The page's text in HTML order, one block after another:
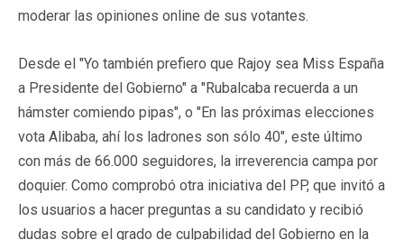
moderar las opiniones online de sus votantes.
Desde el "Yo también prefiero que Rajoy sea Miss España
a Presidente del Gobierno" a "Rubalcaba recuerda a un
hámster comiendo pipas", o "En las próximas elecciones
vota Alibaba, ahí los ladrones son sólo 40", este último
con más de 66.000 seguidores, la irreverencia campa por
doquier. Como comprobó otra iniciativa del PP, que invitó a
los usuarios a hacer preguntas a su candidato y recibió
dudas sobre el grado de culpabilidad del Gobierno en la